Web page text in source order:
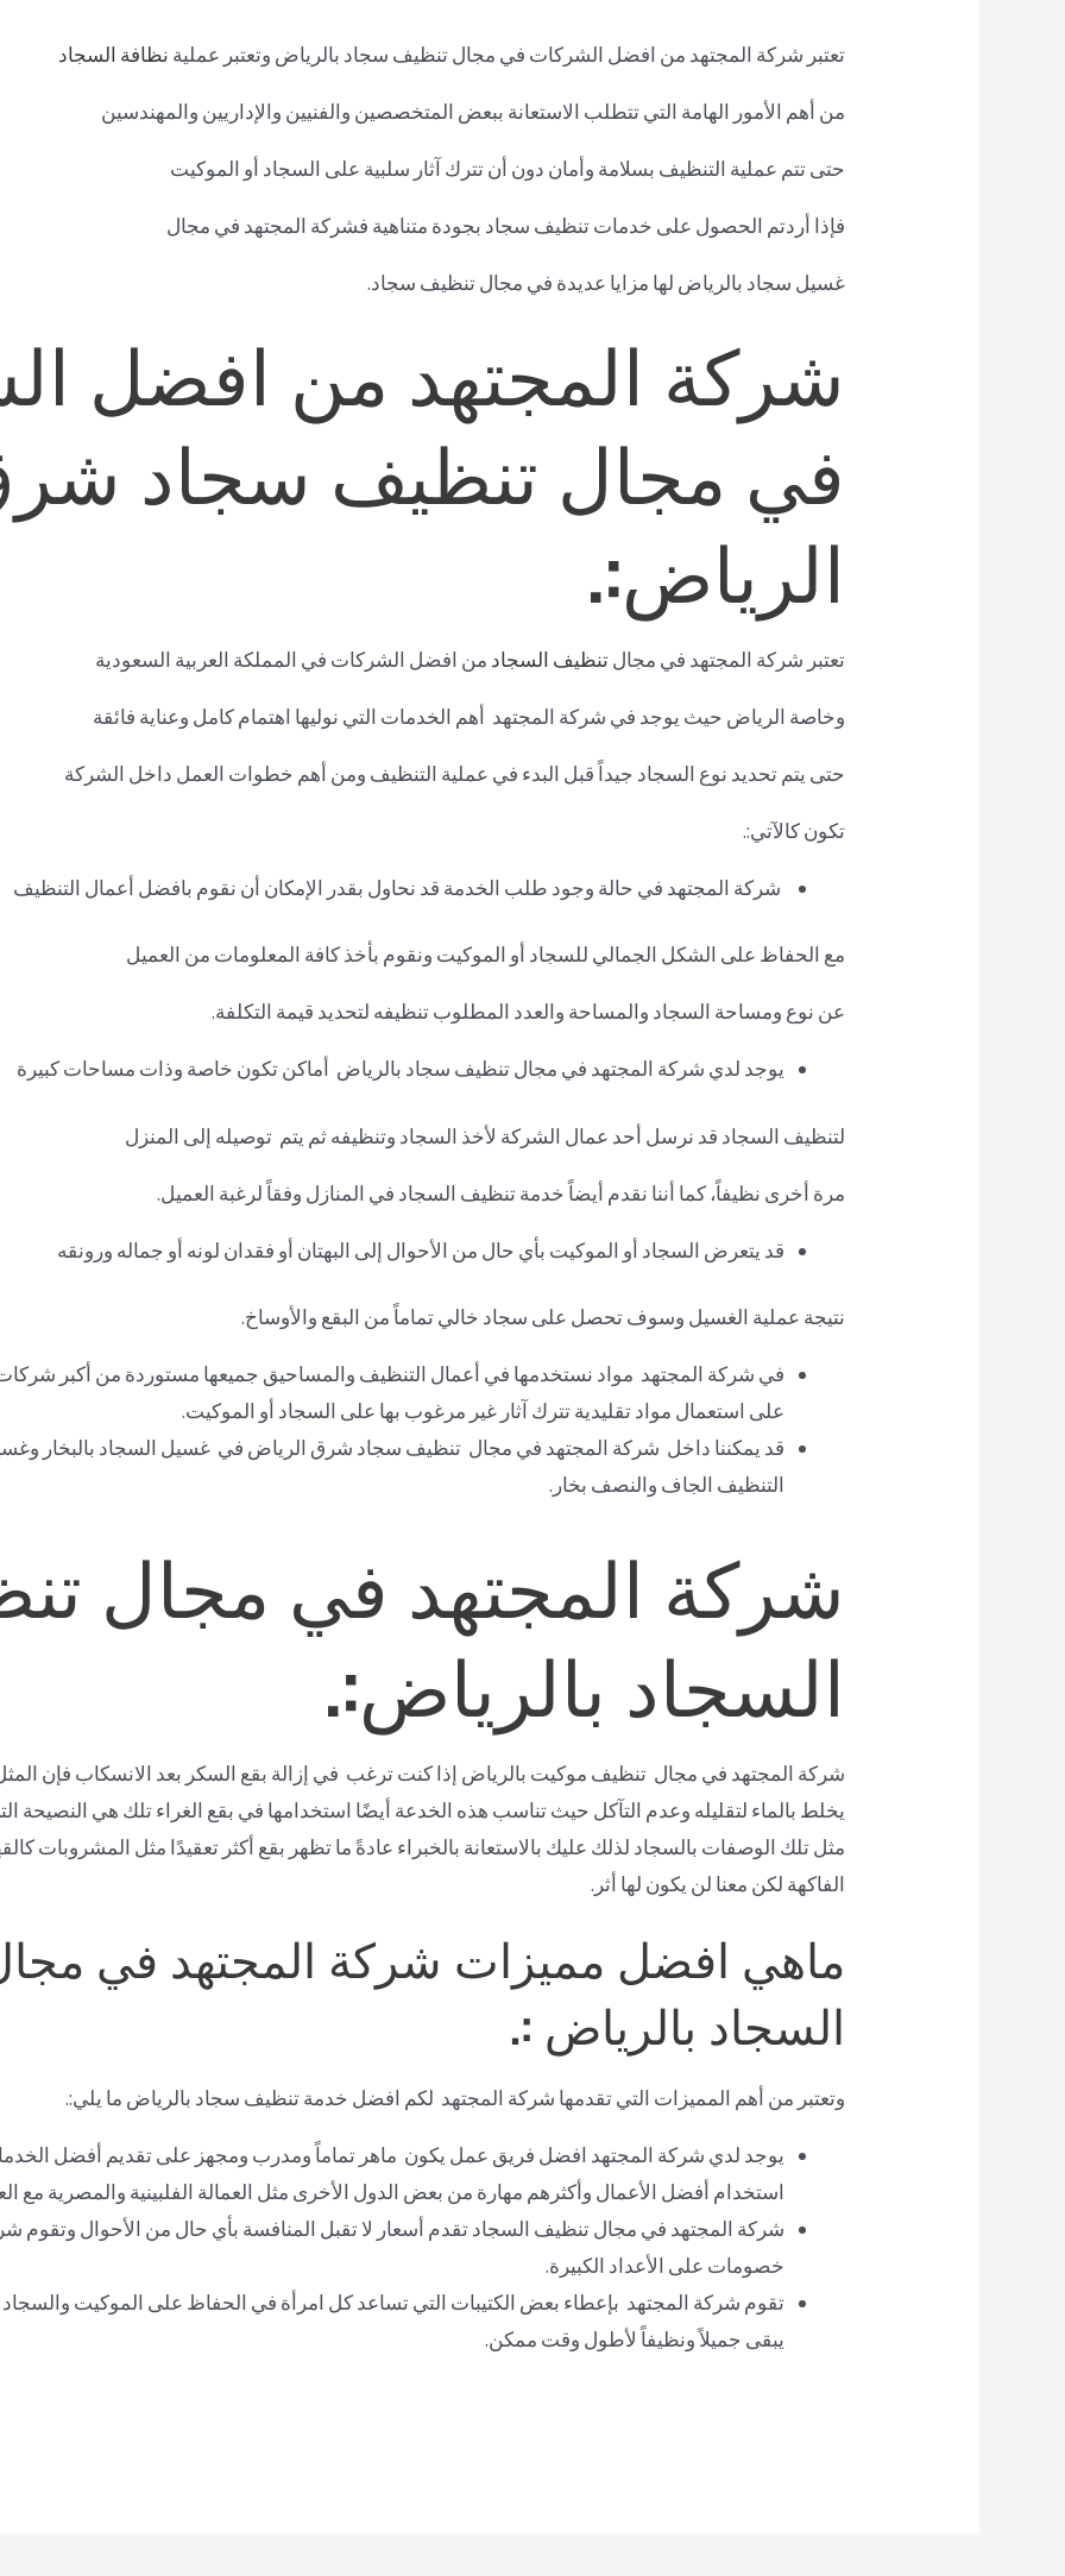
تعتبر شركة المجتهد من افضل الشركات في مجال تنظيف سجاد بالرياض وتعتبر عملية نظافة السجاد
من أهم الأمور الهامة التي تتطلب الاستعانة ببعض المتخصصين والفنيين والإداريين والمهندسين
حتى تتم عملية التنظيف بسلامة وأمان دون أن تترك آثار سلبية على السجاد أو الموكيت
فإذا أردتم الحصول على خدمات تنظيف سجاد بجودة متناهية فشركة المجتهد في مجال
غسيل سجاد بالرياض لها مزايا عديدة في مجال تنظيف سجاد.
شركة المجتهد من افضل
في مجال تنظيف سجاد
الرياض:.
تعتبر شركة المجتهد في مجالتنظيف السجاد من افضل الشركات في المملكة العربية السعودية
وخاصة الرياض حيث يوجد في شركة المجتهد أهم الخدمات التي نوليها اهتمام كامل وعناية فائقة
حتى يتم تحديد نوع السجاد جيداً قبل البدء في عملية التنظيف ومن أهم خطوات العمل داخل الشركة
تكون كالآتي:.
شركة المجتهد في حالة وجود طلب الخدمة قد نحاول بقدر الإمكان أن نقوم بافضل أعمال التنظيف
مع الحفاظ على الشكل الجمالي للسجاد أو الموكيت ونقوم بأخذ كافة المعلومات من العميل
عن نوع ومساحة السجاد والمساحة والعدد المطلوب تنظيفه لتحديد قيمة التكلفة.
يوجد لدي شركة المجتهد في مجال تنظيف سجاد بالرياض أماكن تكون خاصة وذات مساحات كبيرة
لتنظيف السجاد قد نرسل أحد عمال الشركة لأخذ السجاد وتنظيفه ثم يتم توصيله إلى المنزل
مرة أخرى نظيفاً، كما أننا نقدم أيضاً خدمة تنظيف السجاد في المنازل وفقاً لرغبة العميل.
قد يتعرض السجاد أو الموكيت بأي حال من الأحوال إلى البهتان أو فقدان لونه أو جماله ورونقه
نتيجة عملية الغسيل وسوف تحصل على سجاد خالي تماماً من البقع والأوساخ.
في شركة المجتهد مواد نستخدمها في أعمال التنظيف والمساحيق جميعها مستوردة من أكبر شركات
على استعمال مواد تقليدية تترك آثار غير مرغوب بها على السجاد أو الموكيت.
قد يمكننا داخل شركة المجتهد في مجال تنظيف سجاد شرق الرياض في غسيل السجاد بالبخار
التنظيف الجاف والنصف بخار.
شركة المجتهد في مجال
السجاد بالرياض:.
شركة المجتهد في مجال تنظيف موكيت بالرياض إذا كنت ترغب في إزالة بقع السكر بعد الانسكاب فإن
يخلط بالماء لتقليله وعدم التآكل حيث تناسب هذه الخدعة أيضًا استخدامها في بقع الغراء تلك هي
مثل تلك الوصفات بالسجاد لذلك عليك بالاستعانة بالخبراء عادةً ما تظهر بقع أكثر تعقيدًا مثل المشروبات
الفاكهة لكن معنا لن يكون لها أثر.
ماهي افضل مميزات شركة المجتهد في
السجاد بالرياض :.
وتعتبر من أهم المميزات التي تقدمها شركة المجتهد لكم افضل خدمة تنظيف سجاد بالرياض ما يلي:.
يوجد لدي شركة المجتهد افضل فريق عمل يكون ماهر تماماً ومدرب ومجهز على تقديم أفضل
استخدام أفضل الأعمال وأكثرهم مهارة من بعض الدول الأخرى مثل العمالة الفلبينية والمصرية مع
شركة المجتهد في مجال تنظيف السجاد تقدم أسعار لا تقبل المنافسة بأي حال من الأحوال وتقوم
خصومات على الأعداد الكبيرة.
تقوم شركة المجتهد بإعطاء بعض الكتيبات التي تساعد كل امرأة في الحفاظ على الموكيت والسجاد
يبقى جميلاً ونظيفاً لأطول وقت ممكن.